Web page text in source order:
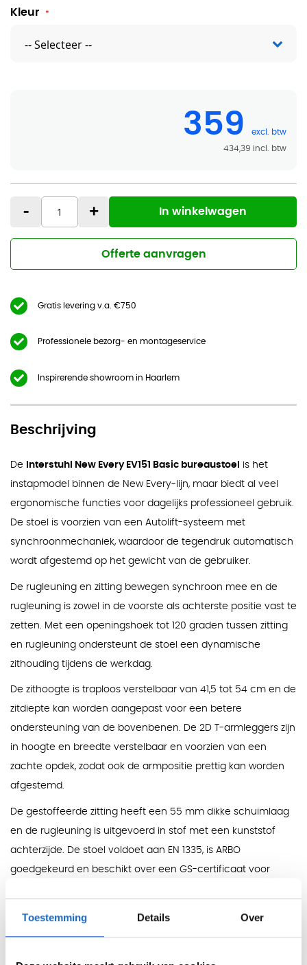
Toestemming Details Over
Kleur
359
434,39
- + In winkelwagen
Offerte aanvragen
Gratis levering v.a. €750
Professionele bezorg- en montageservice
Inspirerende showroom in Haarlem
Beschrijving
De Interstuhl New Every EV151 Basic bureaustoel
is het
instapmodel binnen de New Every-lijn, maar biedt al veel
ergonomische functies voor dagelijks professioneel gebruik.
De stoel is voorzien van een Autolift-systeem met
synchroonmechaniek, waardoor de tegendruk automatisch
wordt afgestemd op het gewicht van de gebruiker.
De rugleuning en zitting bewegen synchroon mee en de
rugleuning is zowel in de voorste als achterste positie vast te
zetten. Met een openingshoek tot 120 graden tussen zitting
en rugleuning ondersteunt de stoel een dynamische
zithouding tijdens de werkdag.
De zithoogte is traploos verstelbaar van 41,5 tot 54 cm en de
zitdiepte kan worden aangepast voor een betere
ondersteuning van de bovenbenen. De 2D T-armleggers zijn
in hoogte en breedte verstelbaar en voorzien van een
zachte opdek, zodat ook de armpositie prettig kan worden
afgestemd.
De gestoffeerde zitting heeft een 55 mm dikke schuimlaag
en de rugleuning is uitgevoerd in stof met een kunststof
achterzijde. De stoel voldoet aan EN 1335, is ARBO
goedgekeurd en beschikt over een GS-certificaat voor